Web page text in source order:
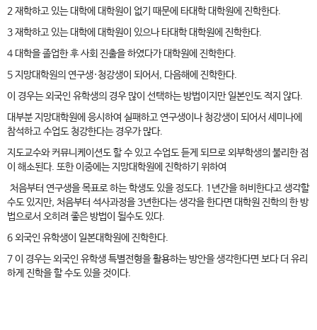
2 재학하고 있는 대학에 대학원이 없기 때문에 타대학 대학원에 진학한다.
3 재학하고 있는 대학에 대학원이 있으나 타대학 대학원에 진학한다.
4 대학을 졸업한 후 사회 진출을 하였다가 대학원에 진학한다.
5 지망대학원의 연구생·청강생이 되어서, 다음해에 진학한다.
이 경우는 외국인 유학생의 경우 많이 선택하는 방법이지만 일본인도 적지 않다.
대부분 지망대학원에 응시하여 실패하고 연구생이나 청강생이 되어서 세미나에
참석하고 수업도 청강한다는 경우가 많다.
지도교수와 커뮤니케이션도 할 수 있고 수업도 듣게 되므로 외부학생의 불리한 점
이 해소된다. 또한 이중에는 지망대학원에 진학하기 위하여
처음부터 연구생을 목표로 하는 학생도 있을 정도다. 1년간을 허비한다고 생각할
수도 있지만, 처음부터 석사과정을 3년한다는 생각을 한다면 대학원 진학의 한 방
법으로서 오히려 좋은 방법이 될수도 있다.
6 외국인 유학생이 일본대학원에 진학한다.
7 이 경우는 외국인 유학생 특별전형을 활용하는 방안을 생각한다면 보다 더 유리
하게 진학을 할 수도 있을 것이다.